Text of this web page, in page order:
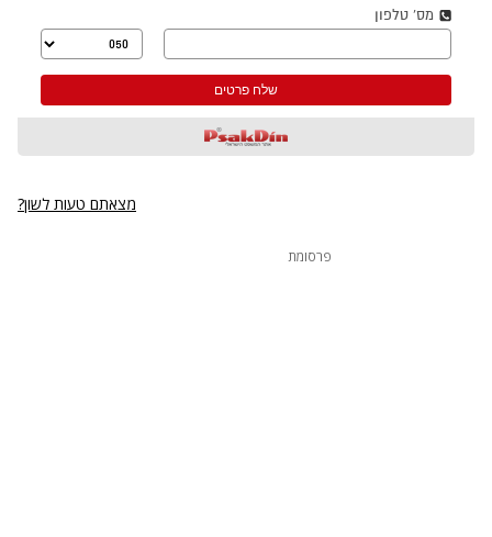
מצאתם טעות לשון?
פרסומת